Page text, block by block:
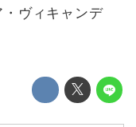
ヴィキャンデ